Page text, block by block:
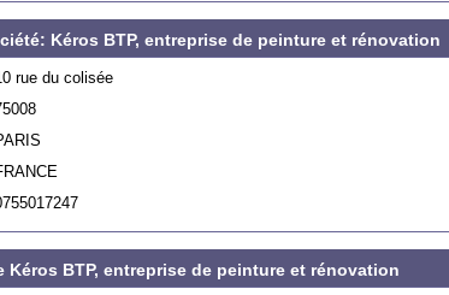
Kéros BTP, entreprise de peinture et rénovation
rue du colisée
Kéros BTP, entreprise de peinture et rénovation